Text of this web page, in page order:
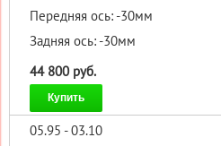
Передняя ось: -30мм
Задняя ось: -30мм
44 800 руб.
Купить
05.95 - 03.10